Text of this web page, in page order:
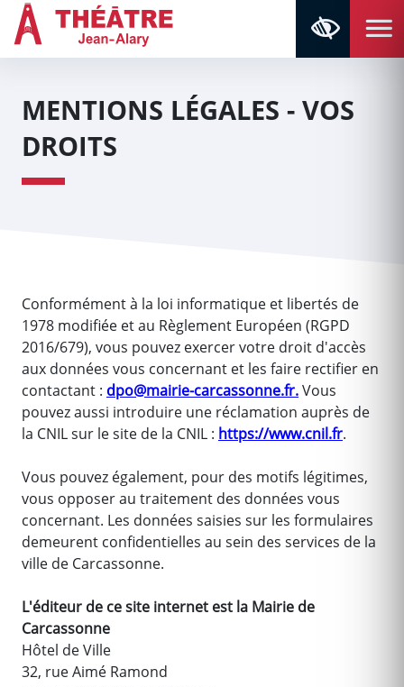
Aller au contenu
Aller au menu
Navigation principaleRetour à la page d'accueil
MENTIONS LÉGALES - VOS
DROITS
Conformément à la loi informatique et libertés de
1978 modifiée et au Règlement Européen (RGPD
2016/679), vous pouvez exercer votre droit d'accès
aux données vous concernant et les faire rectifier en
contactant : dpo@mairie-carcassonne.fr.Vous
pouvez aussi introduire une réclamation auprès de
la CNIL sur le site de la CNIL : https://www.cnil.fr.
Vous pouvez également, pour des motifs légitimes,
vous opposer au traitement des données vous
concernant. Les données saisies sur les formulaires
demeurent confidentielles au sein des services de la
ville de Carcassonne.
L'éditeur de ce site internet est la Mairie de
Carcassonne
Hôtel de Ville
32, rue Aimé Ramond
Panneau de gestion des cookies